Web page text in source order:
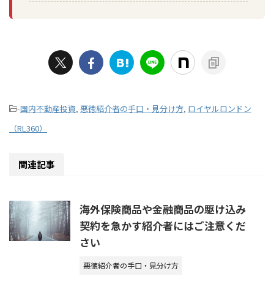
-国内不動産投資, 悪徳紹介者の手口・見分け方, ロイヤルロンドン
（RL360）
関連記事
海外保険商品や金融商品の駆け込み
契約を急かす紹介者にはご注意くだ
さい
悪徳紹介者の手口・見分け方